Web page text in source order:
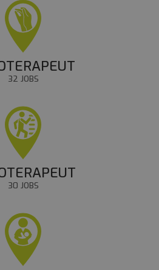
32 JOBS
30 JOBS